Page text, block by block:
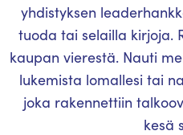
yhdistyksen
tuoda tai selailla kirjoja.
kaupan vierestä. Nauti
lukemista lomallesi tai
joka rakennettiin
kesä